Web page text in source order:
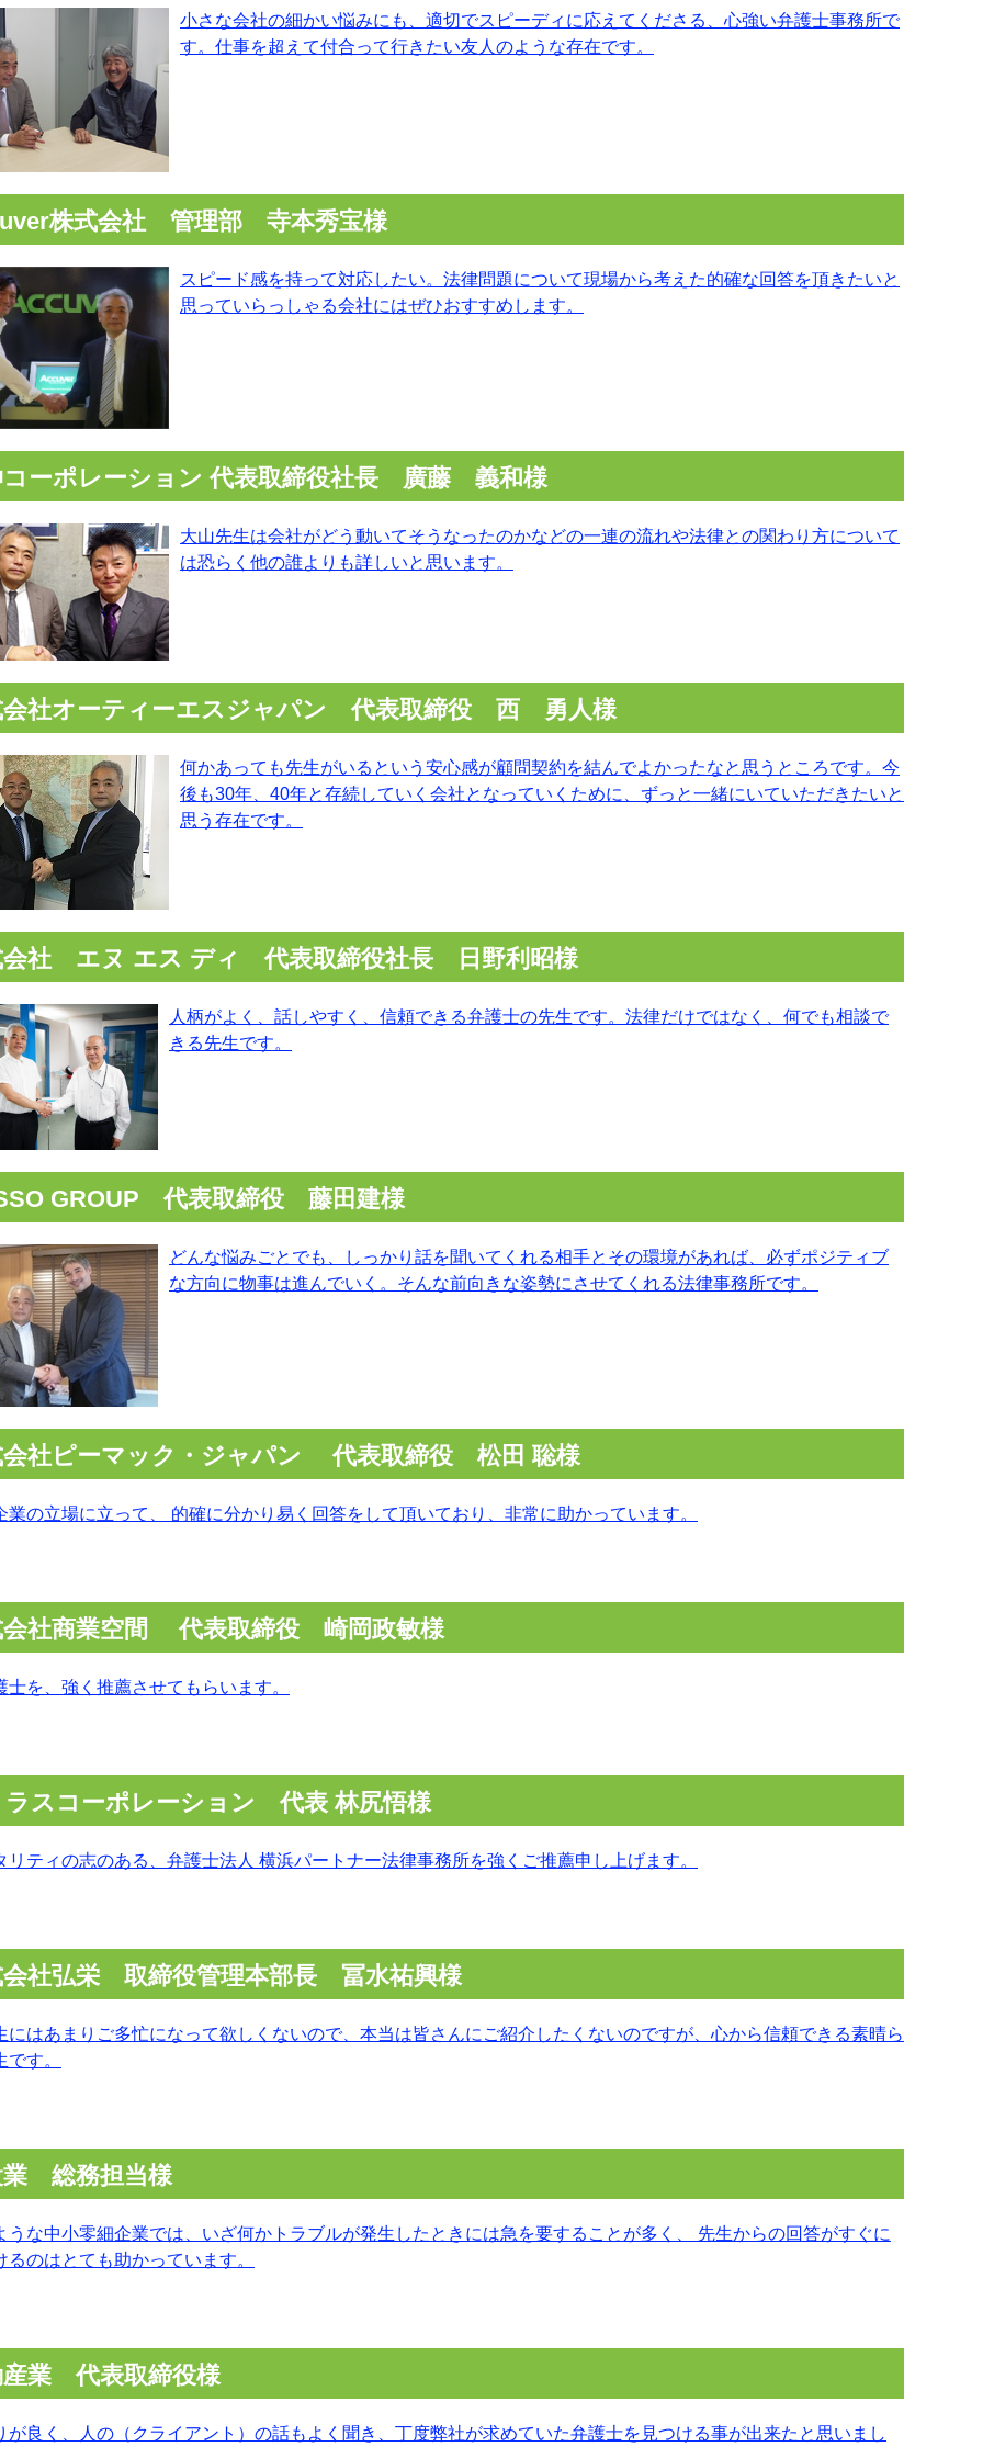
小さな会社の細かい悩みにも、適切でスピーディに応えてくださる、心強い弁護士事務所で
す。仕事を超えて付合って行きたい友人のような存在です。
株式会社 管理部 寺本秀宝様
スピード感を持って対応したい。法律問題について現場から考えた的確な回答を頂きたいと
思っていらっしゃる会社にはぜひおすすめします。
コーポレーション 代表取締役社長 廣藤 義和様
大山先生は会社がどう動いてそうなったのかなどの一連の流れや法律との関わり方について
は恐らく他の誰よりも詳しいと思います。
会社オーティーエスジャパン 代表取締役 西 勇人様
何かあっても先生がいるという安心感が顧問契約を結んでよかったなと思うところです。今
後も30年、40年と存続していく会社となっていくために、ずっと一緒にいていただきたいと
思う存在です。
会社 エヌ エス ディ 代表取締役社長 日野利昭様
人柄がよく、話しやすく、信頼できる弁護士の先生です。法律だけではなく、何でも相談で
きる先生です。
GROUP 代表取締役 藤田建様
どんな悩みごとでも、しっかり話を聞いてくれる相手とその環境があれば、必ずポジティブ
な方向に物事は進んでいく。そんな前向きな姿勢にさせてくれる法律事務所です。
会社ピーマック・ジャパン 代表取締役 松田 聡様
業の立場に立って、 的確に分かり易く回答をして頂いており、非常に助かっています。
会社商業空間 代表取締役 崎岡政敏様
士を、強く推薦させてもらいます。
ラスコーポレーション 代表 林尻悟様
リティの志のある、弁護士法人 横浜パートナー法律事務所を強くご推薦申し上げます。
会社弘栄 取締役管理本部長 冨水祐興様
にはあまりご多忙になって欲しくないので、本当は皆さんにご紹介したくないのですが、心から信頼できる素晴ら
す。
業 総務担当様
うな中小零細企業では、いざ何かトラブルが発生したときには急を要することが多く、 先生からの回答がすぐに
るのはとても助かっています。
産業 代表取締役様
が良く、人の（クライアント）の話もよく聞き、丁度弊社が求めていた弁護士を見つける事が出来たと思いまし